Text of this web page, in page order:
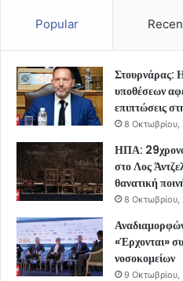
Popular
Στουρνάρας:
υποθέσεων
επιπτώσεις
8 Οκτωβρίου,
ΗΠΑ:
στο Λος
θανατική
8 Οκτωβρίου,
«Έρχονται»
νοσοκομείων
9 Οκτωβρίου,